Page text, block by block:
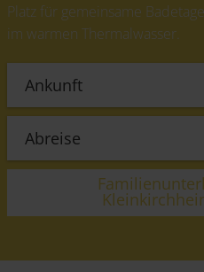
Platz für gemeinsame
im warmen Thermalwasser.